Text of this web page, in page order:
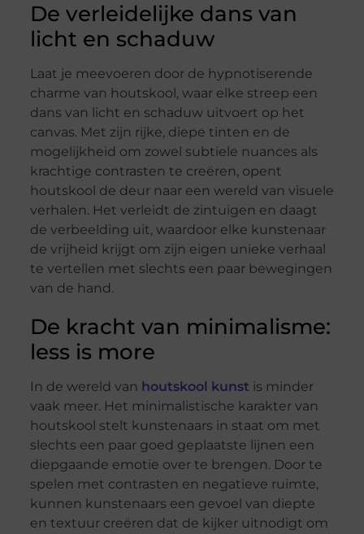
De verleidelijke dans van
licht en schaduw
Laat je meevoeren door de hypnotiserende
charme van houtskool, waar elke streep een
dans van licht en schaduw uitvoert op het
canvas. Met zijn rijke, diepe tinten en de
mogelijkheid om zowel subtiele nuances als
krachtige contrasten te creëren, opent
houtskool de deur naar een wereld van visuele
verhalen. Het verleidt de zintuigen en daagt
de verbeelding uit, waardoor elke kunstenaar
de vrijheid krijgt om zijn eigen unieke verhaal
te vertellen met slechts een paar bewegingen
van de hand.
De kracht van minimalisme:
less is more
In de wereld van houtskool kunst is minder
vaak meer. Het minimalistische karakter van
houtskool stelt kunstenaars in staat om met
slechts een paar goed geplaatste lijnen een
diepgaande emotie over te brengen. Door te
spelen met contrasten en negatieve ruimte,
kunnen kunstenaars een gevoel van diepte
en textuur creëren dat de kijker uitnodigt om